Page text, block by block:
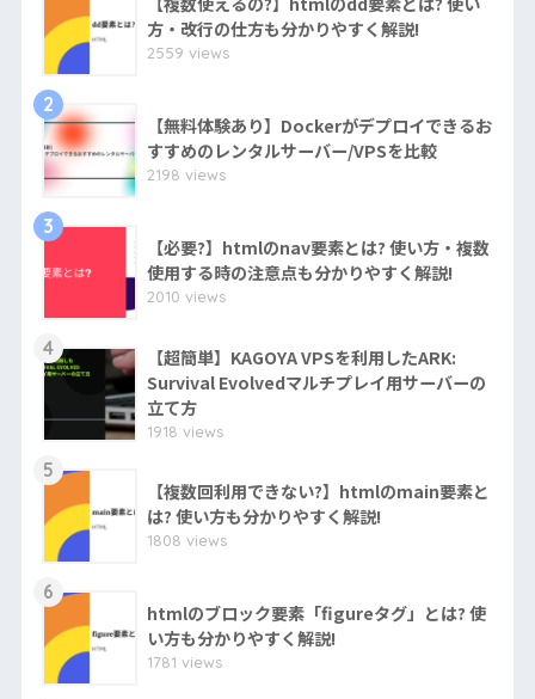
方・改行の仕方も分かりやすく解説!
2559 views
2
【無料体験あり】Dockerがデプロイできるお
すすめのレンタルサーバー/VPSを比較
2198 views
3
【必要?】htmlのnav要素とは? 使い方・複数
使用する時の注意点も分かりやすく解説!
2010 views
4
【超簡単】KAGOYA VPSを利用したARK:
Survival Evolvedマルチプレイ用サーバーの
立て方
1918 views
5
【複数回利用できない?】htmlのmain要素と
は? 使い方も分かりやすく解説!
1808 views
6
htmlのブロック要素「figureタグ」とは? 使
い方も分かりやすく解説!
1781 views